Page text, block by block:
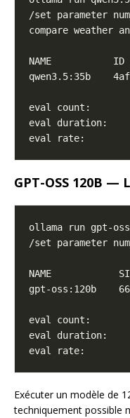
GPT-OSS 120B —
Exécuter un modèle de
techniquement possible